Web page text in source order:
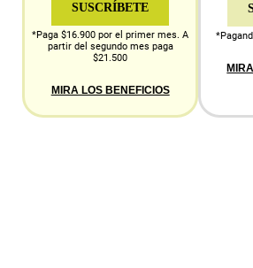
SUSCRÍBETE
*Paga $16.900 por el primer mes. A
partir del segundo mes paga
$21.500
MIRA LOS BENEFICIOS